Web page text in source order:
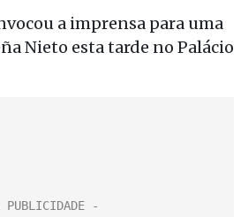
a imprensa para uma
Nieto esta tarde no Palácio